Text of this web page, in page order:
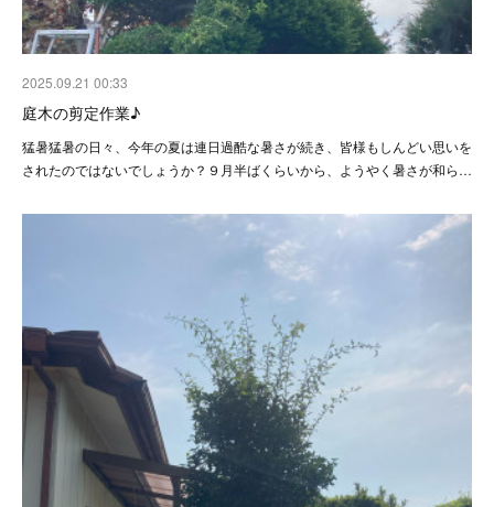
2025.09.21 00:33
庭木の剪定作業♪
猛暑猛暑の日々、今年の夏は連日過酷な暑さが続き、皆様もしんどい思いを
されたのではないでしょうか？９月半ばくらいから、ようやく暑さが和ら…